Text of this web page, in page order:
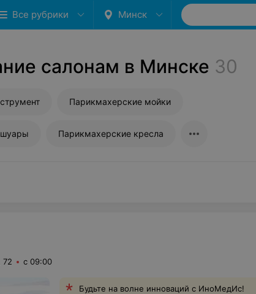
Все рубрики Минск
салонам в Минске 30
Парикмахерские мойки
Парикмахерские кресла
72 с 09:00
Будьте на волне инноваций с ИноМедИс!